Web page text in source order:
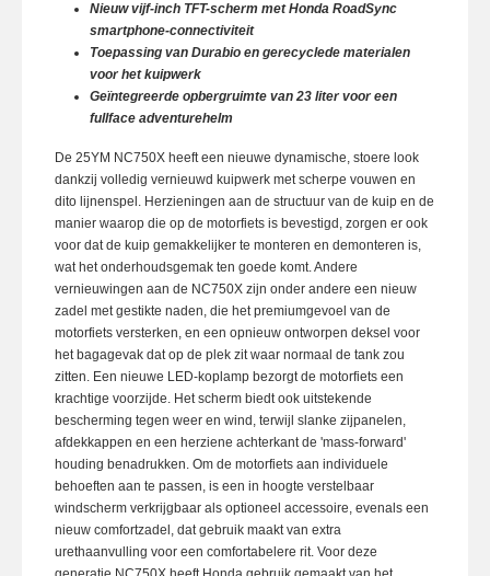
Nieuw vijf-inch TFT-scherm met Honda RoadSync
smartphone-connectiviteit
Toepassing van Durabio en gerecyclede materialen
voor het kuipwerk
Geïntegreerde opbergruimte van 23 liter voor een
fullface adventurehelm
De 25YM NC750X heeft een nieuwe dynamische, stoere look
dankzij volledig vernieuwd kuipwerk met scherpe vouwen en
dito lijnenspel. Herzieningen aan de structuur van de kuip en de
manier waarop die op de motorfiets is bevestigd, zorgen er ook
voor dat de kuip gemakkelijker te monteren en demonteren is,
wat het onderhoudsgemak ten goede komt. Andere
vernieuwingen aan de NC750X zijn onder andere een nieuw
zadel met gestikte naden, die het premiumgevoel van de
motorfiets versterken, en een opnieuw ontworpen deksel voor
het bagagevak dat op de plek zit waar normaal de tank zou
zitten. Een nieuwe LED-koplamp bezorgt de motorfiets een
krachtige voorzijde. Het scherm biedt ook uitstekende
bescherming tegen weer en wind, terwijl slanke zijpanelen,
afdekkappen en een herziene achterkant de 'mass-forward'
houding benadrukken. Om de motorfiets aan individuele
behoeften aan te passen, is een in hoogte verstelbaar
windscherm verkrijgbaar als optioneel accessoire, evenals een
nieuw comfortzadel, dat gebruik maakt van extra
urethaanvulling voor een comfortabelere rit. Voor deze